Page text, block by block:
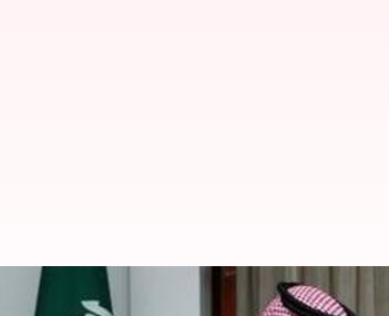
आतंकवाद के खिलाफ समर्थन